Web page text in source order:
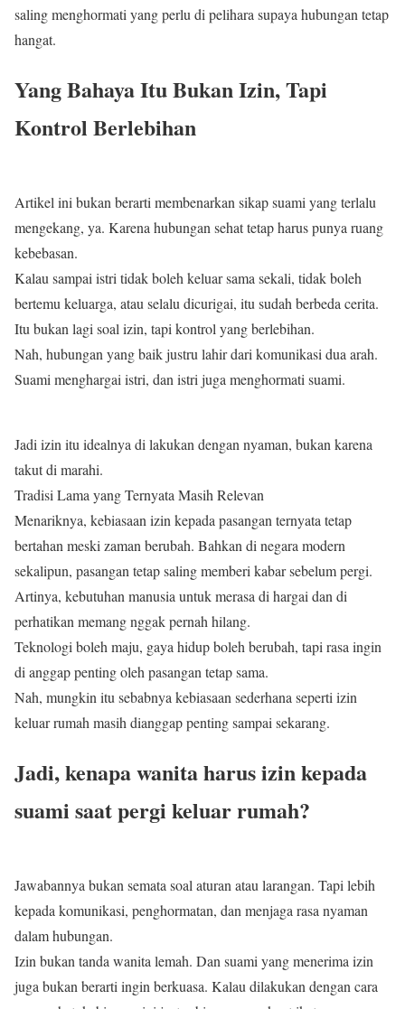
saling menghormati yang perlu di pelihara supaya hubungan tetap
hangat.
Yang Bahaya Itu Bukan Izin, Tapi
Kontrol Berlebihan
Artikel ini bukan berarti membenarkan sikap suami yang terlalu
mengekang, ya. Karena hubungan sehat tetap harus punya ruang
kebebasan.
Kalau sampai istri tidak boleh keluar sama sekali, tidak boleh
bertemu keluarga, atau selalu dicurigai, itu sudah berbeda cerita.
Itu bukan lagi soal izin, tapi kontrol yang berlebihan.
Nah, hubungan yang baik justru lahir dari komunikasi dua arah.
Suami menghargai istri, dan istri juga menghormati suami.
Jadi izin itu idealnya di lakukan dengan nyaman, bukan karena
takut di marahi.
Tradisi Lama yang Ternyata Masih Relevan
Menariknya, kebiasaan izin kepada pasangan ternyata tetap
bertahan meski zaman berubah. Bahkan di negara modern
sekalipun, pasangan tetap saling memberi kabar sebelum pergi.
Artinya, kebutuhan manusia untuk merasa di hargai dan di
perhatikan memang nggak pernah hilang.
Teknologi boleh maju, gaya hidup boleh berubah, tapi rasa ingin
di anggap penting oleh pasangan tetap sama.
Nah, mungkin itu sebabnya kebiasaan sederhana seperti izin
keluar rumah masih dianggap penting sampai sekarang.
Jadi, kenapa wanita harus izin kepada
suami saat pergi keluar rumah?
Jawabannya bukan semata soal aturan atau larangan. Tapi lebih
kepada komunikasi, penghormatan, dan menjaga rasa nyaman
dalam hubungan.
Izin bukan tanda wanita lemah. Dan suami yang menerima izin
juga bukan berarti ingin berkuasa. Kalau dilakukan dengan cara